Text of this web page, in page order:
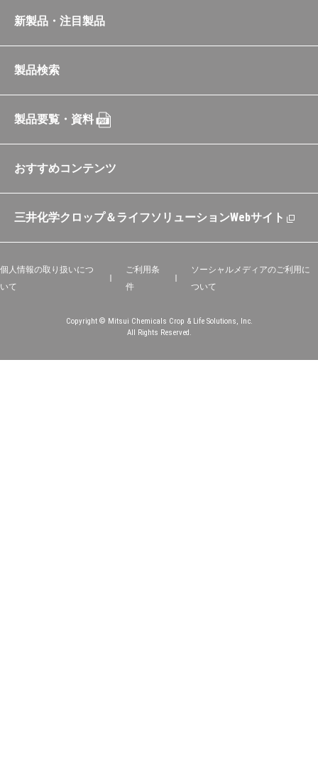
新製品・注目製品
製品検索
製品要覧・資料
おすすめコンテンツ
三井化学クロップ＆ライフソリューションWebサイト
個人情報の取り扱いにつ
いて
ご利用条
件
ソーシャルメディアのご利用に
ついて
Copyright © Mitsui Chemicals Crop & Life Solutions, Inc.
All Rights Reserved.